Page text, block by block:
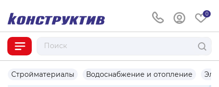
0
Стройматериалы Водоснабжение и отопление